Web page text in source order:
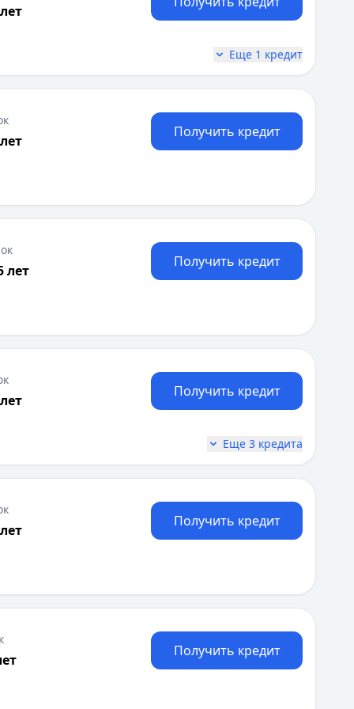
Активный мобильный телефон, Подтверждение
регистрации ИП
покрытия личных расходов. Конкретные
регистрации ИП, Выписка из ЕГРИП, ИНН
Еще 1 кредит
Получить кредит
лет
Получить кредит
Получить кредит
Еще 3 кредита
Получить кредит
Получить кредит